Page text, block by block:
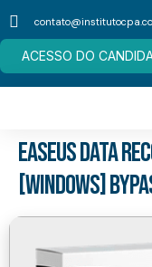
ACESSO DO
EaseUS Data
[Windows]